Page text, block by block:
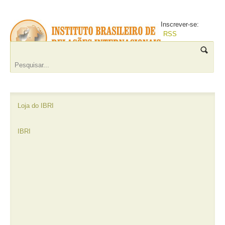
Inscrever-se:
RSS
Loja do IBRI
IBRI